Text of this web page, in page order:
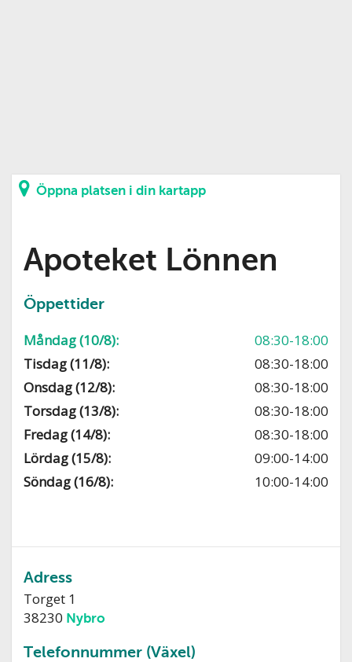
Öppna platsen i din kartapp
Apoteket Lönnen
Öppettider
Måndag (10/8):
08:30-18:00
Tisdag (11/8):
08:30-18:00
Onsdag (12/8):
08:30-18:00
Torsdag (13/8):
08:30-18:00
Fredag (14/8):
08:30-18:00
Lördag (15/8):
09:00-14:00
Söndag (16/8):
10:00-14:00
Adress
Torget 1
38230 Nybro
Telefonnummer (Växel)